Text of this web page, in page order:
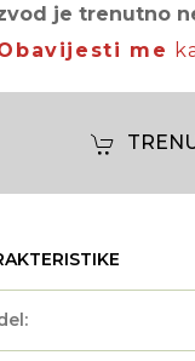
je trenutno
me